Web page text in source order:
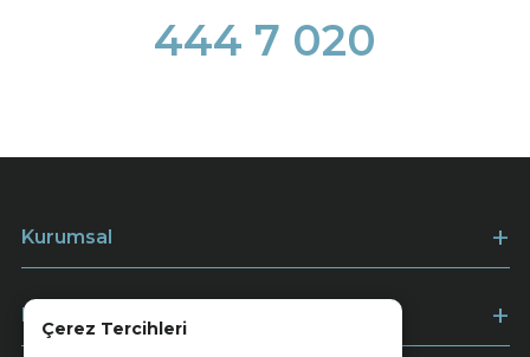
Çerez Tercihleri
444 7 020
Kurumsal
Müşteri Hizmetleri